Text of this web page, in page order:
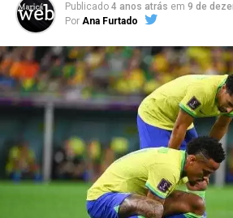
Publicado 4 anos atrás em 9 de
Por Ana Furtado